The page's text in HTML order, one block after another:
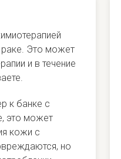
раке. Это может
и в течение
к банке с
это может
кожи с
но